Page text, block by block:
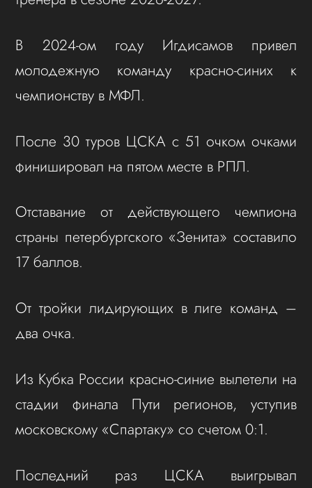
В 2024-ом году Игдисамов привел
молодежную команду красно-синих к
чемпионству в МФЛ.
После 30 туров ЦСКА с 51 очком очками
финишировал на пятом месте в РПЛ.
Отставание от действующего чемпиона
страны петербургского «Зенита» составило
17 баллов.
От тройки лидирующих в лиге команд –
два очка.
Из Кубка России красно-синие вылетели на
стадии финала Пути регионов, уступив
московскому «Спартаку» со счетом 0:1.
Последний раз ЦСКА выигрывал